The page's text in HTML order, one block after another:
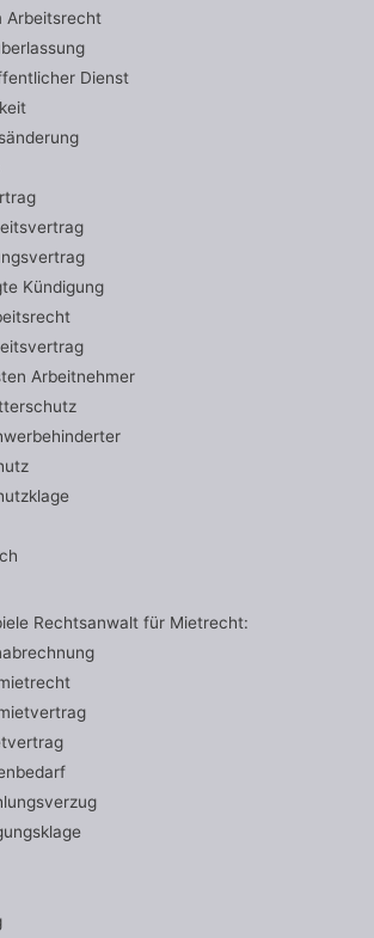
Arbeitsrecht
Dienst
Kündigung
Arbeitnehmer
Rechtsanwalt für Mietrecht: